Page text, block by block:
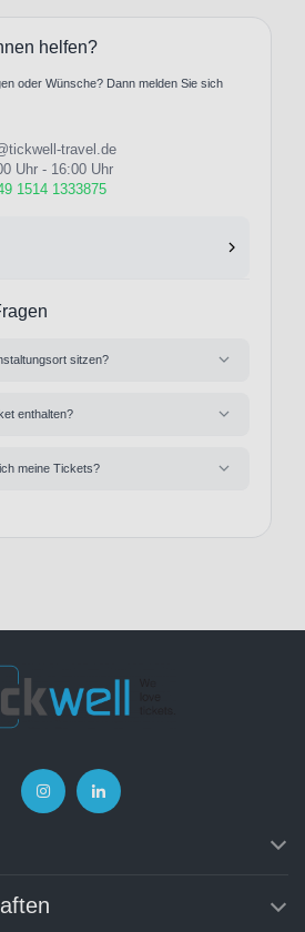
helfen?
oder Wünsche? Dann melden Sie sich
travel.de
Uhr - 16:00 Uhr
1514 1333875
sitzen?
enthalten?
meine Tickets?